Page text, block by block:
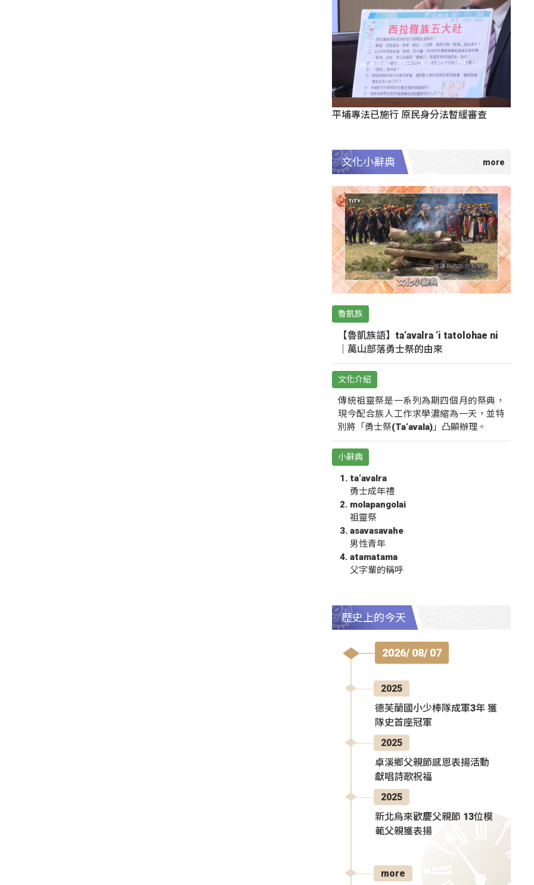
平埔專法已施行 原民身分法暫緩審查
文化小辭典
魯凱族
【魯凱族語】ta‘avalra ‘i tatolohae ni
｜萬山部落勇士祭的由來
文化介紹
傳統祖靈祭是一系列為期四個月的祭典，
現今配合族人工作求學濃縮為一天，並特
別將「勇士祭(Ta‘avala)」凸顯辦理。
小辭典
ta‘avalra
勇士成年禮
molapangolai
祖靈祭
asavasavahe
男性青年
atamatama
父字輩的稱呼
歷史上的今天
2026/ 08/ 07
2025
德芙蘭國小少棒隊成軍3年 獲
隊史首座冠軍
2025
卓溪鄉父親節感恩表揚活動
獻唱詩歌祝福
2025
新北烏來歡慶父親節 13位模
範父親獲表揚
more